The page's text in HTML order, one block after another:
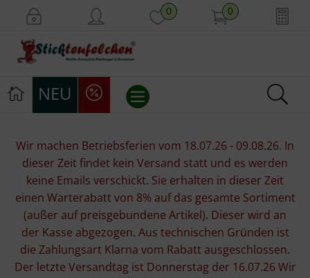
0 0
NEU
Stickpackungen
Stickgarne
Stoffe
Wir machen Betriebsferien vom 18.07.26 - 09.08.26. In
dieser Zeit findet kein Versand statt und es werden
keine Emails verschickt. Sie erhalten in dieser Zeit
einen Warterabatt von 8% auf das gesamte Sortiment
(außer auf preisgebundene Artikel). Dieser wird an
der Kasse abgezogen. Aus technischen Gründen ist
die Zahlungsart Klarna vom Rabatt ausgeschlossen.
Der letzte Versandtag ist Donnerstag der 16.07.26 Wir